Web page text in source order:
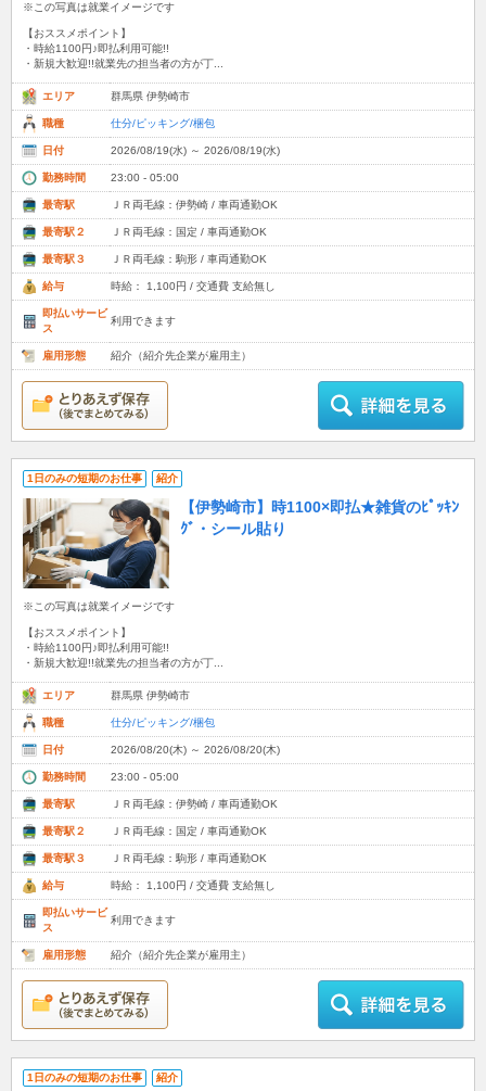
※この写真は就業イメージです
【おススメポイント】
・時給1100円♪即払利用可能!!
・新規大歓迎!!就業先の担当者の方が丁...
エリア 群馬県 伊勢崎市
職種 仕分/ピッキング/梱包
日付 2026/08/19(水) ～ 2026/08/19(水)
勤務時間 23:00 - 05:00
最寄駅 ＪＲ両毛線：伊勢崎 / 車両通勤OK
最寄駅２ ＪＲ両毛線：国定 / 車両通勤OK
最寄駅３ ＪＲ両毛線：駒形 / 車両通勤OK
給与 時給： 1,100円 / 交通費 支給無し
即払いサービ
ス
利用できます
雇用形態 紹介（紹介先企業が雇用主）
1日のみの短期のお仕事 紹介
【伊勢崎市】時1100×即払★雑貨のﾋﾟｯｷﾝ
ｸﾞ・シール貼り
※この写真は就業イメージです
【おススメポイント】
・時給1100円♪即払利用可能!!
・新規大歓迎!!就業先の担当者の方が丁...
エリア 群馬県 伊勢崎市
職種 仕分/ピッキング/梱包
日付 2026/08/20(木) ～ 2026/08/20(木)
勤務時間 23:00 - 05:00
最寄駅 ＪＲ両毛線：伊勢崎 / 車両通勤OK
最寄駅２ ＪＲ両毛線：国定 / 車両通勤OK
最寄駅３ ＪＲ両毛線：駒形 / 車両通勤OK
給与 時給： 1,100円 / 交通費 支給無し
即払いサービ
ス
利用できます
雇用形態 紹介（紹介先企業が雇用主）
1日のみの短期のお仕事 紹介